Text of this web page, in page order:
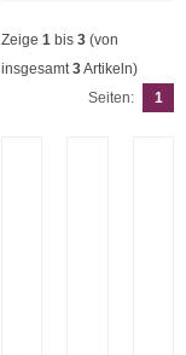
Zeige 1 bis 3 (von
insgesamt3Artikeln)
Seiten:
1